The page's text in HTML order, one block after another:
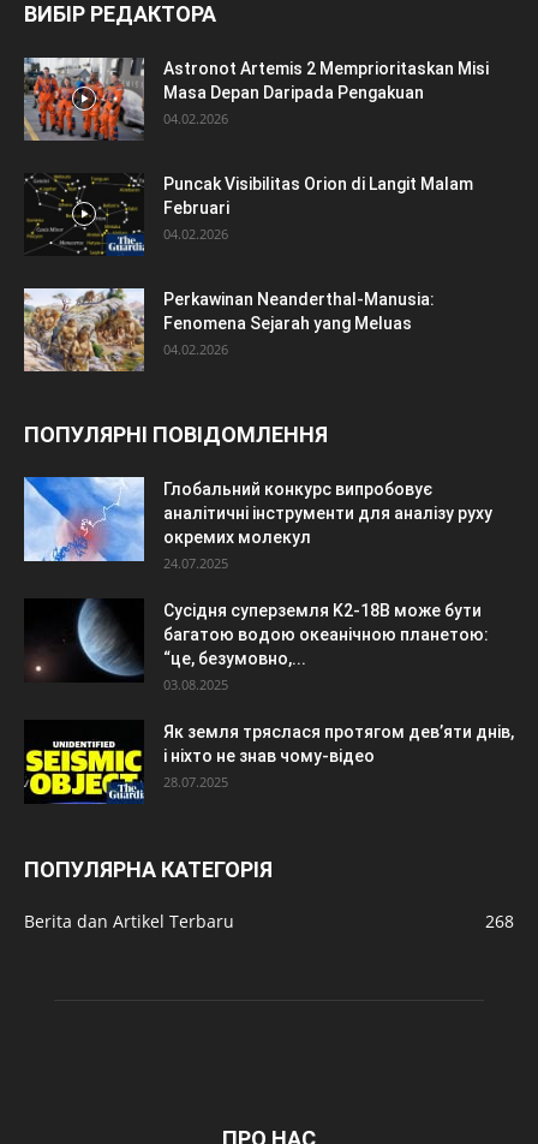
ВИБІР РЕДАКТОРА
Astronot Artemis 2 Memprioritaskan Misi
Masa Depan Daripada Pengakuan
04.02.2026
Puncak Visibilitas Orion di Langit Malam
Februari
04.02.2026
Perkawinan Neanderthal-Manusia:
Fenomena Sejarah yang Meluas
04.02.2026
ПОПУЛЯРНІ ПОВІДОМЛЕННЯ
Глобальний конкурс випробовує
аналітичні інструменти для аналізу руху
окремих молекул
24.07.2025
Сусідня суперземля K2-18B може бути
багатою водою океанічною планетою:
“це, безумовно,...
03.08.2025
Як земля тряслася протягом дев’яти днів,
і ніхто не знав чому-відео
28.07.2025
ПОПУЛЯРНА КАТЕГОРІЯ
Berita dan Artikel Terbaru 268
ПРО НАС